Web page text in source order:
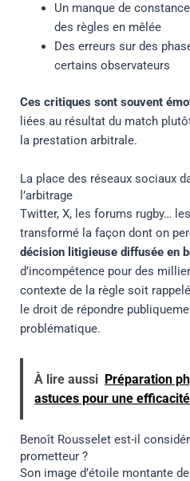
Un manque de
des règles en mêlée
Des erreurs sur des
certains observateurs
Ces critiques sont souvent
liées au résultat du match
la prestation arbitrale.
La place des réseaux sociaux
l’arbitrage
Twitter, X, les forums rugby…
transformé la façon dont on
décision litigieuse diffusée en
d’incompétence pour des
contexte de la règle soit
le droit de répondre
problématique.
À lire aussi Préparation
astuces pour une
Benoît Rousselet est-il
prometteur ?
Son image d’étoile montante